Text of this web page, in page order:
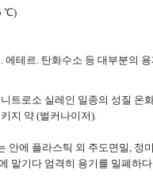
℃)
에테르. 탄화수소 등 대부분의
트로소 실레인 일종의 성질 온
지 약 (벌커나이저).
안에 플라스틱 외 주도면밀, 정
맡기다 엄격히 용기를 밀폐하